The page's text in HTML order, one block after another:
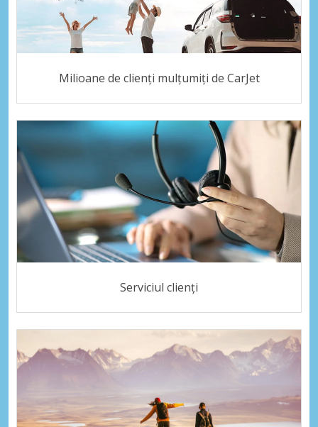
Milioane de clienți mulțumiți de CarJet
Serviciul clienți